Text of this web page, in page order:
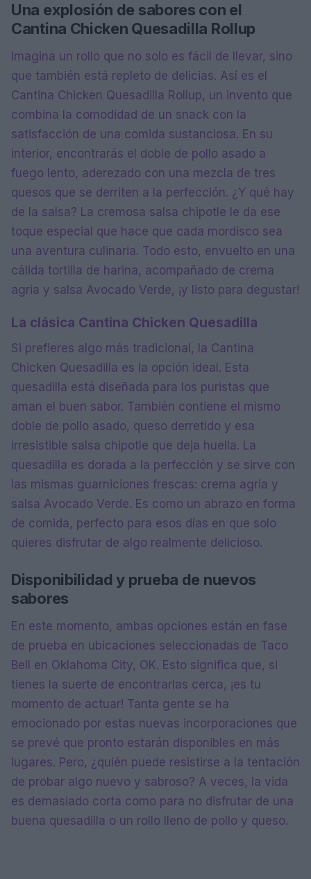
Una explosión de sabores con el
Cantina Chicken Quesadilla Rollup
Imagina un rollo que no solo es fácil de llevar, sino
que también está repleto de delicias. Así es el
Cantina Chicken Quesadilla Rollup, un invento que
combina la comodidad de un snack con la
satisfacción de una comida sustanciosa. En su
interior, encontrarás el doble de pollo asado a
fuego lento, aderezado con una mezcla de tres
quesos que se derriten a la perfección. ¿Y qué hay
de la salsa? La cremosa salsa chipotle le da ese
toque especial que hace que cada mordisco sea
una aventura culinaria. Todo esto, envuelto en una
cálida tortilla de harina, acompañado de crema
agria y salsa Avocado Verde, ¡y listo para degustar!
La clásica Cantina Chicken Quesadilla
Si prefieres algo más tradicional, la Cantina
Chicken Quesadilla es la opción ideal. Esta
quesadilla está diseñada para los puristas que
aman el buen sabor. También contiene el mismo
doble de pollo asado, queso derretido y esa
irresistible salsa chipotle que deja huella. La
quesadilla es dorada a la perfección y se sirve con
las mismas guarniciones frescas: crema agria y
salsa Avocado Verde. Es como un abrazo en forma
de comida, perfecto para esos días en que solo
quieres disfrutar de algo realmente delicioso.
Disponibilidad y prueba de nuevos
sabores
En este momento, ambas opciones están en fase
de prueba en ubicaciones seleccionadas de Taco
Bell en Oklahoma City, OK. Esto significa que, si
tienes la suerte de encontrarlas cerca, ¡es tu
momento de actuar! Tanta gente se ha
emocionado por estas nuevas incorporaciones que
se prevé que pronto estarán disponibles en más
lugares. Pero, ¿quién puede resistirse a la tentación
de probar algo nuevo y sabroso? A veces, la vida
es demasiado corta como para no disfrutar de una
buena quesadilla o un rollo lleno de pollo y queso.